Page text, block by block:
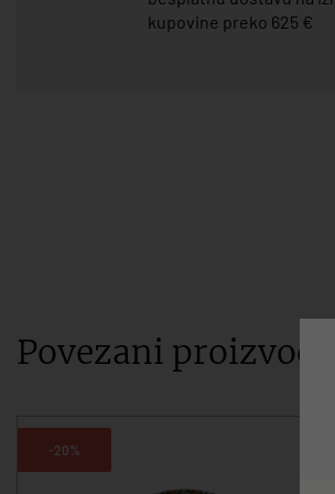
kupovine preko 625 €
Povezani proizvodi
-20%